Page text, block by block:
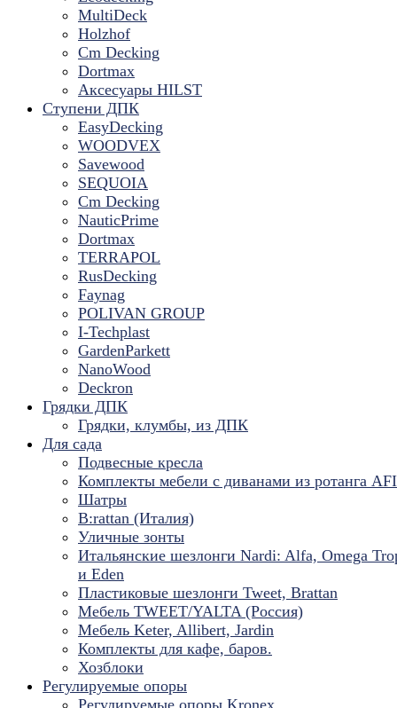
MultiDeck
Holzhof
Cm Decking
Dortmax
Аксесуары HILST
Ступени ДПК
EasyDecking
WOODVEX
Savewood
SEQUOIA
Cm Decking
NauticPrime
Dortmax
TERRAPOL
RusDecking
Faynag
POLIVAN GROUP
I-Techplast
GardenParkett
NanoWood
Deckron
Грядки ДПК
Грядки, клумбы, из ДПК
Для сада
Подвесные кресла
Комплекты мебели с диванами из ротанга
Шатры
B:rattan (Италия)
Уличные зонты
Итальянские шезлонги Nardi: Alfa, Omega
и Eden
Пластиковые шезлонги Tweet, Brattan
Мебель TWEET/YALTA (Россия)
Мебель Keter, Allibert, Jardin
Комплекты для кафе, баров.
Хозблоки
Регулируемые опоры
Регулируемые опоры Kronex